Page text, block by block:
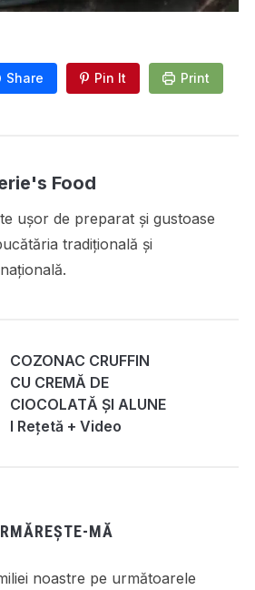
Share Pin It Print
Food
ușor de preparat și gustoase
tradițională și
COZONAC CRUFFIN
CU CREMĂ DE
CIOCOLATĂ ȘI ALUNE
I Rețetă + Video
MĂ
noastre pe următoarele